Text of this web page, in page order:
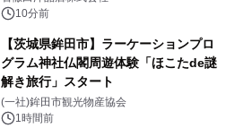
10分前
【茨城県鉾田市】ラーケーションプロ
グラム神社仏閣周遊体験「ほこたde謎
解き旅行」スタート
(一社)鉾田市観光物産協会
1時間前